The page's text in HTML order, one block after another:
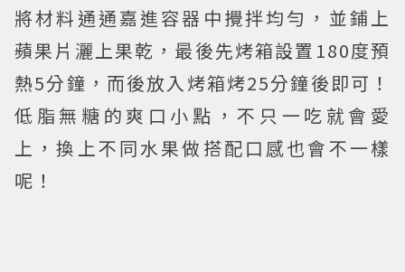
將材料通通嘉進容器中攪拌均勻，並鋪上
蘋果片灑上果乾，最後先烤箱設置180度預
熱5分鐘，而後放入烤箱烤25分鐘後即可！
低脂無糖的爽口小點，不只一吃就會愛
上，換上不同水果做搭配口感也會不一樣
呢！